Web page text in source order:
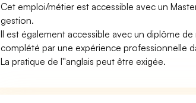
Cet emploi/métier est accessible avec un
gestion.
Il est également accessible avec un diplôme
complété par une expérience professionnelle
La pratique de l''anglais peut être exigée.